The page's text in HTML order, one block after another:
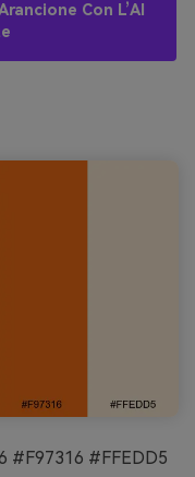
Con L’AI
#F97316 #FFEDD5